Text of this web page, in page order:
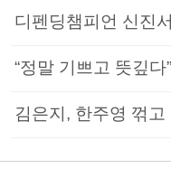
디펜딩챔피언 신진
“정말 기쁘고 뜻깊
김은지, 한주영 꺾